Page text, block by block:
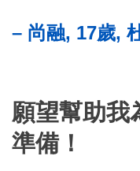
– 尚融, 17歲,
願望幫助我
準備！